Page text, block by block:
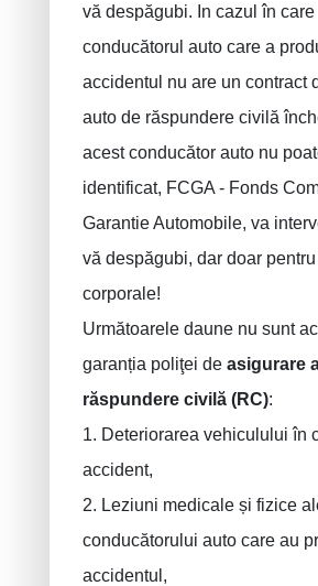
vă despăgubi. In cazul în care
conducătorul auto care a
accidentul nu are un contract
auto de răspundere civilă
acest conducător auto nu
identificat, FCGA - Fonds
Garantie Automobile, va
vă despăgubi, dar doar
corporale!
Următoarele daune nu sunt
garanția poliţei de asigurare
răspundere civilă (RC):
1. Deteriorarea vehiculului în
accident,
2. Leziuni medicale și fizice
conducătorului auto care au
accidentul,